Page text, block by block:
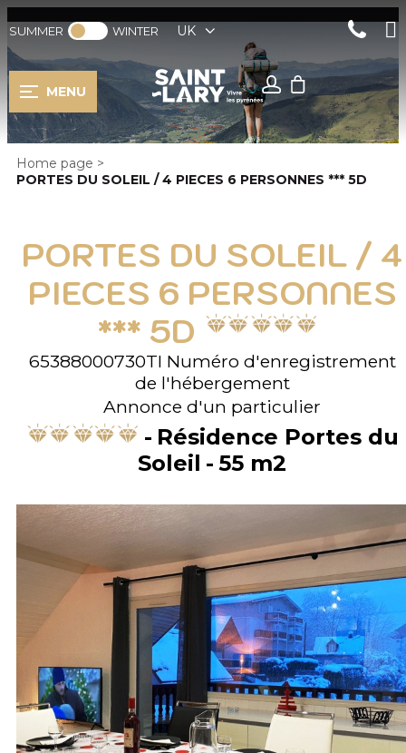
SUMMER WINTER UK
MENU
Home page >
PORTES DU SOLEIL / 4 PIECES 6 PERSONNES *** 5D
PORTES DU SOLEIL / 4
PIECES 6 PERSONNES
*** 5D
65388000730TI Numéro d'enregistrement
de l'hébergement
Annonce d'un particulier
Résidence Portes du
Soleil
55 m2